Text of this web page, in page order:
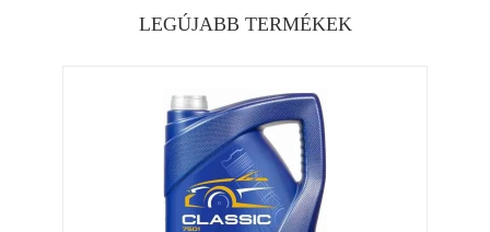
LEGÚJABB TERMÉKEK